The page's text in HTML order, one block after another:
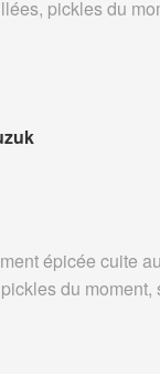
pickles du
épicée cuite
du moment,